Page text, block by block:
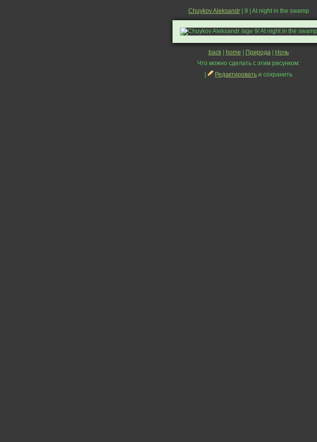
Chuykov Aleksandr| 9 | At night in the swamp
back| home Природа|
Ночь
Что можно сделать с этим рисунком:
Редактировать и сохранить